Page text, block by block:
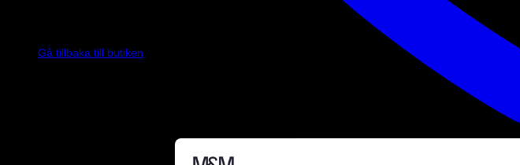
Gå tillbaka till butiken